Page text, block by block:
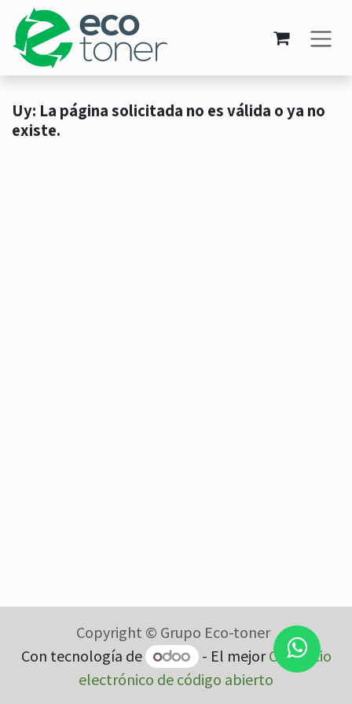
Ir al contenido
Uy: La página solicitada no es válida o ya no
existe.
Copyright © Grupo Eco-toner
Con tecnología de
- El mejorComercio
electrónico de código abierto